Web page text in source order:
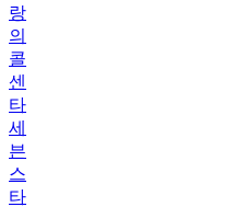
랑
의
콜
센
타
세
븐
스
타